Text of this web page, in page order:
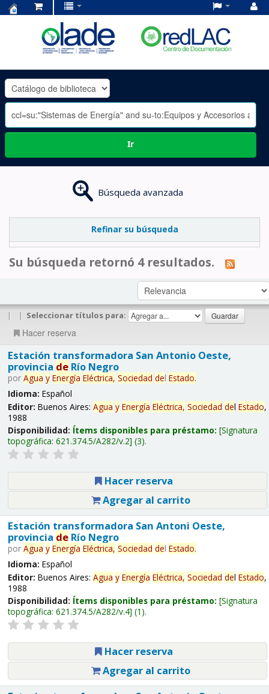
OLADE
-
Ir
Búsqueda avanzada
Refinar su búsqueda
Su búsqueda retornó 4 resultados.
| | Seleccionar títulos para:
Hacer reserva
Estación transformadora San Antonio Oeste,
provincia deRío Negro
por Agua y Energía Eléctrica, Sociedad del Estado.
Idioma: Español
Editor: Buenos Aires: Agua y Energía Eléctrica, Sociedad del Estado,
1988
Disponibilidad: Ítems disponibles para préstamo: Signatura
topográfica: 621.374.5/A282/v.2 (3).
Hacer reserva
Agregar al carrito
Estación transformadora San Antoni Oeste,
provincia deRío Negro
por Agua y Energía Eléctrica, Sociedad del Estado.
Idioma: Español
Editor: Buenos Aires: Agua y Energía Eléctrica, Sociedad del Estado,
1988
Disponibilidad: Ítems disponibles para préstamo: Signatura
topográfica: 621.374.5/A282/v.4 (1).
Hacer reserva
Agregar al carrito